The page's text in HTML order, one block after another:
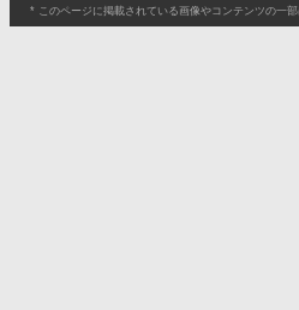
* このページに掲載されている画像やコンテンツの一